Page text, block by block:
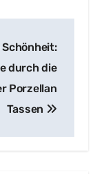
durch die
Porzellan
Tassen